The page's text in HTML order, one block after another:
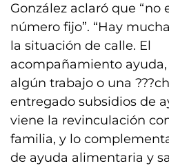
González aclaró que “no
número fijo”. “Hay
la situación de calle. El
acompañamiento
algún trabajo o una
entregado subsidios de
viene la revinculación
familia, y lo
de ayuda alimentaria y